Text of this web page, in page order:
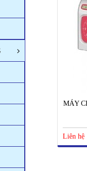
MÁY
Liên hệ